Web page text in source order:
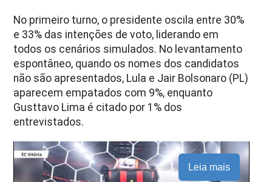
No primeiro turno, o presidente oscila entre 30%
e 33% das intenções de voto, liderando em
todos os cenários simulados. No levantamento
espontâneo, quando os nomes dos candidatos
não são apresentados, Lula e Jair Bolsonaro (PL)
aparecem empatados com 9%, enquanto
Gusttavo Lima é citado por 1% dos
entrevistados.
Leia mais